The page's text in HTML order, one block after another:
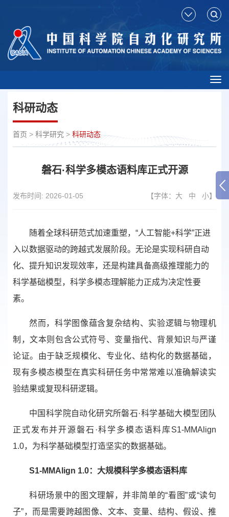
科研动态
首页 > 科学研究 > 科研动态
磐石·科学多模态语料库正式开源
发布时间: 2026-01-05 【字体： 大 中 小】
随着全球科研范式加速重塑，“人工智能+科学”正进
入以数据驱动的跨越式发展阶段。无论是实现科研自动
化、提升知识发现效率，还是构建具备高级推理能力的
科学基础模型，科学多模态理解能力正成为决定性要
素。
然而，科学图像蕴含复杂结构、实验逻辑与物理机
制，文本则包含公式符号、变量指代、背景知识与严谨
论证。由于缺乏规模化、专业化、结构化的数据基础，
现有多模态模型在真实科研任务中常常难以准确解读实
验结果或复现科研逻辑。
中国科学院自动化研究所磐石·科学基础大模型团队
正式发布并开源磐石·科学多模态语料库S1-MMAlign
1.0，为科学基础模型打造坚实的数据基础。
S1-MMAlign 1.0：大规模科学多模态语料库
科研场景中的图文理解，并非简单的“看图”或“读句
子”，而是需要跨越图像、文本、变量、结构、假设、推